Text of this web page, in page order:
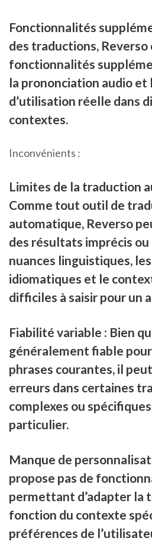
Fonctionnalités
des traductions,
fonctionnalités
la prononciation audio et
d’utilisation réelle dans
contextes.
Inconvénients :
Limites de la traduction
Comme tout outil de
automatique, Reverso
des résultats imprécis
nuances linguistiques,
idiomatiques et le
difficiles à saisir pour un
Fiabilité variable : Bien
généralement fiable
phrases courantes, il
erreurs dans certaines
complexes ou
particulier.
Manque de
propose pas de
permettant d’adapter la
fonction du contexte
préférences de